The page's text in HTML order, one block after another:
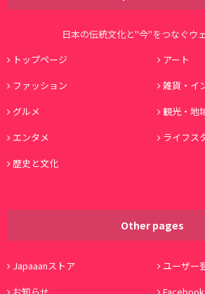
日本の伝統文化と"今"をつなぐウ
トップページ
アート
ファッション
雑貨・イ
グルメ
観光・地
エンタメ
ライフス
歴史と文化
Other pages
Japaaanストア
ユーザー